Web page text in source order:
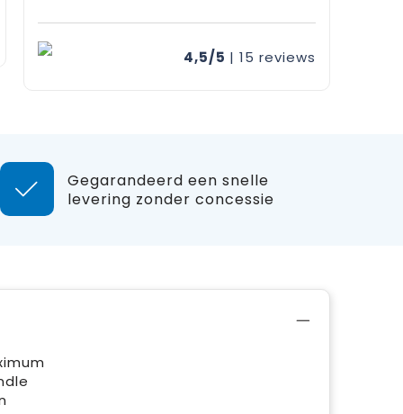
4,5/5 | 15 reviews
Gegarandeerd een snelle
levering zonder concessie